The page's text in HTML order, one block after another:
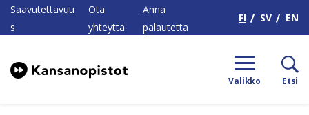
Saavutettavuu
s
Ota
yhteyttä
Anna
palautetta
FI SV EN
Valikko Etsi